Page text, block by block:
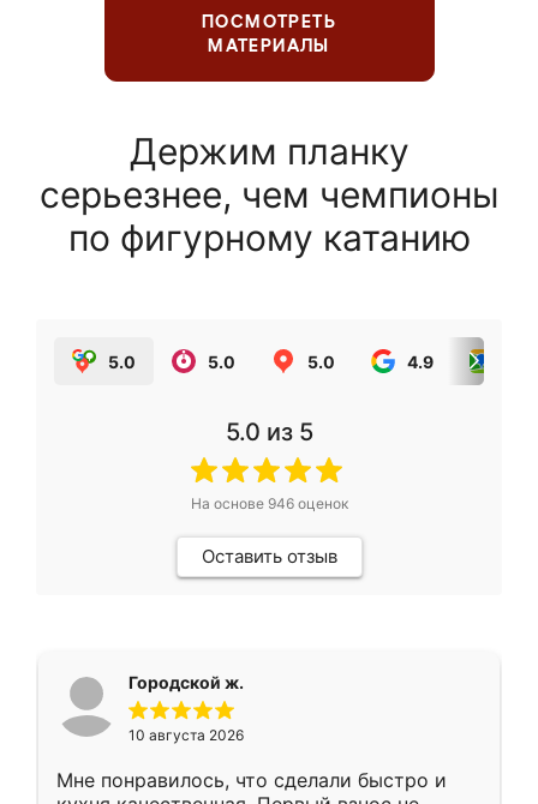
ПОСМОТРЕТЬ
МАТЕРИАЛЫ
Держим планку
серьезнее, чем чемпионы
по фигурному катанию
5.0 5.0 5.0 4.9
5.0 из 5
На основе 946оценок
Оставить отзыв
Городской ж.
10 августа 2026
Мне понравилось, что сделали быстро и